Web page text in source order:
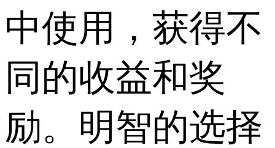
中使用，获得不
同的收益和奖
励。明智的选择